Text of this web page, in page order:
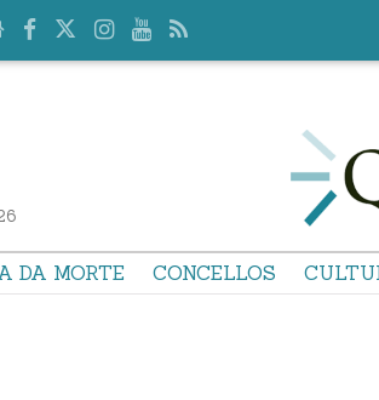
DA MORTE CONCELLOS